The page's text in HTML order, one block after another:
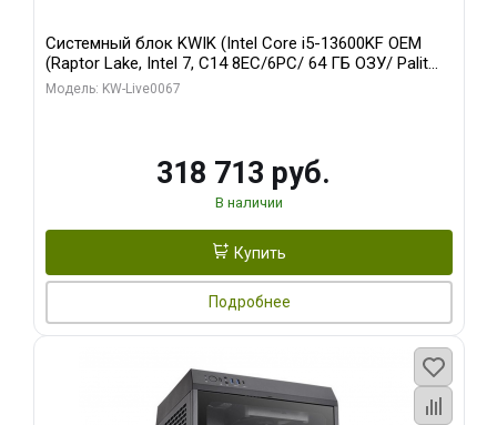
Системный блок KWIK (Intel Core i5-13600KF OEM
(Raptor Lake, Intel 7, C14 8EC/6PC/ 64 ГБ ОЗУ/ Palit
RTX5080 GAMINGPRO OC 16GB GDDR7 256bit 3xDP
Модель: KW-Live0067
318 713 руб.
В наличии
Купить
Подробнее